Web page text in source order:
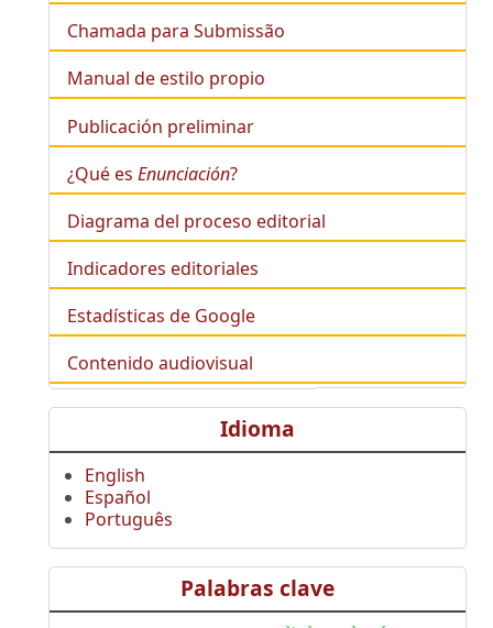
Chamada para Submissão
Manual de estilo propio
Publicación preliminar
¿Qué es Enunciación?
Diagrama del proceso editorial
Indicadores editoriales
Estadísticas de Google
Contenido audiovisual
Idioma
English
Español
Português
Palabras clave